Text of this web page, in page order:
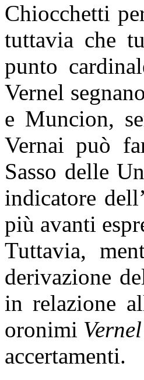
Chiocchetti
tuttavia che
punto
Vernel
e Muncion,
Vernai può
Sasso delle
indicatore
più avanti
Tuttavia,
derivazione
in relazione
oronimi Vernel
accertamenti.